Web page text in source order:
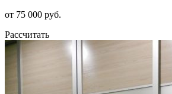
от 75 000 руб.
Рассчитать